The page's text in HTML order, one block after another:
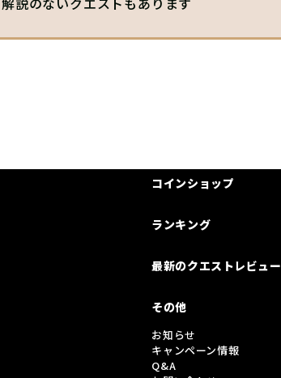
コインショップ
ランキング
最新のクエストレビュー
その他
お知らせ
キャンペーン情報
Q&A